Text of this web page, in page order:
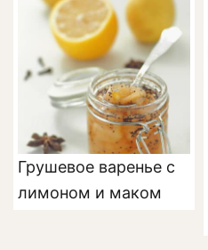
Грушевое варенье с
лимоном и маком